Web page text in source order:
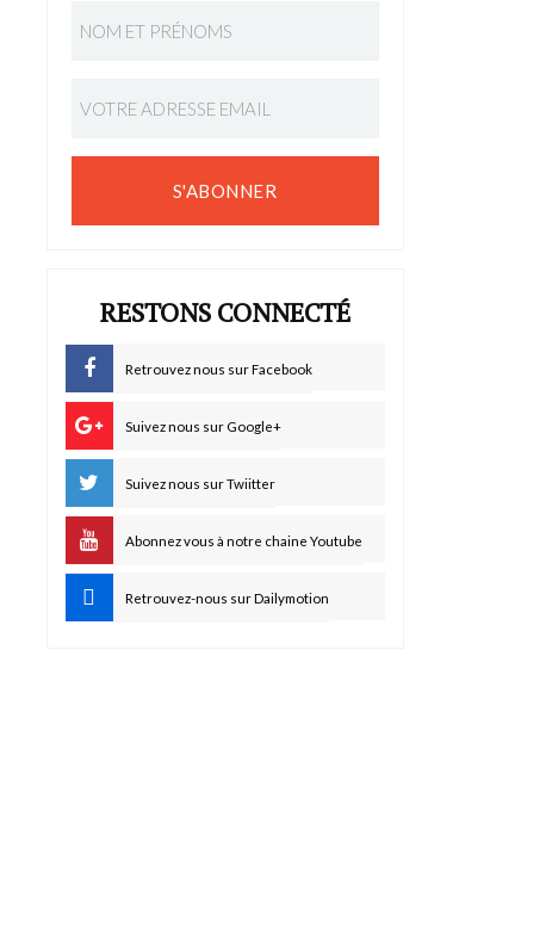
S'ABONNER
RESTONS CONNECTÉ
Retrouvez nous sur Facebook
Suivez nous sur Google+
Suivez nous sur Twiitter
Abonnez vous à notre chaine Youtube
Retrouvez-nous sur Dailymotion